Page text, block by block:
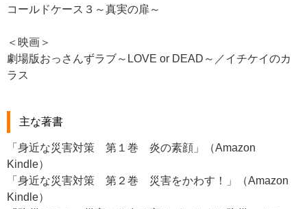
コールドケース３～真実の扉～
＜映画＞
劇場版おっさんずラブ～LOVE or DEAD～／イチケイのカ
ラス
主な著書
「身近な災害対策 第１巻 炎の素顔」（Amazon
Kindle）
「身近な災害対策 第２巻 災害をかわす！」（Amazon
Kindle）